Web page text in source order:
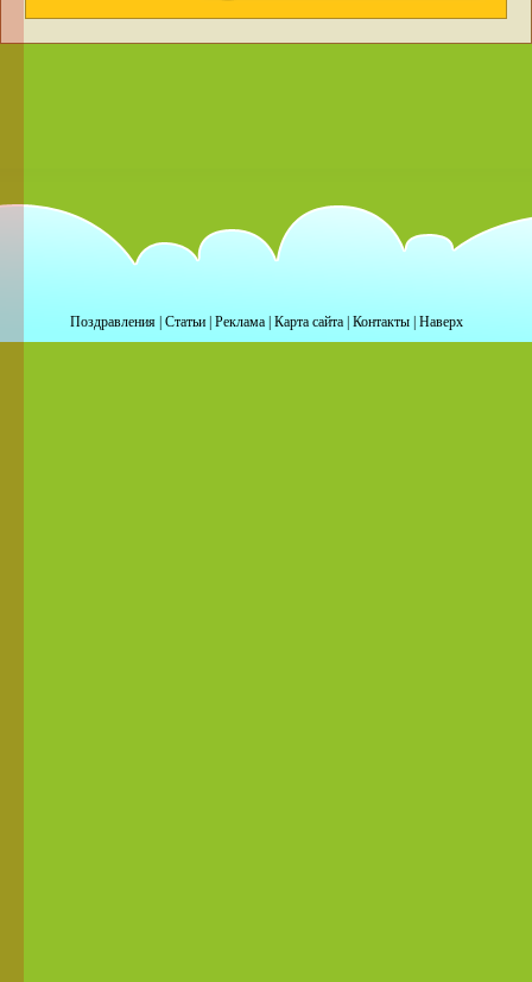
Поздравления| Статьи| Реклама| Карта сайта| Контакты| Наверх